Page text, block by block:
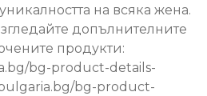
на всяка жена.
допълнителните
продукти:
bg-product-details-
bg-product-